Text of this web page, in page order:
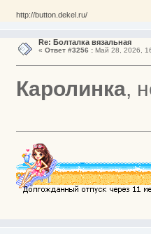
http://button.dekel.ru/
Re: Болталка вязальная
« Ответ #3256 :Май 28, 2026,
Каролинка,